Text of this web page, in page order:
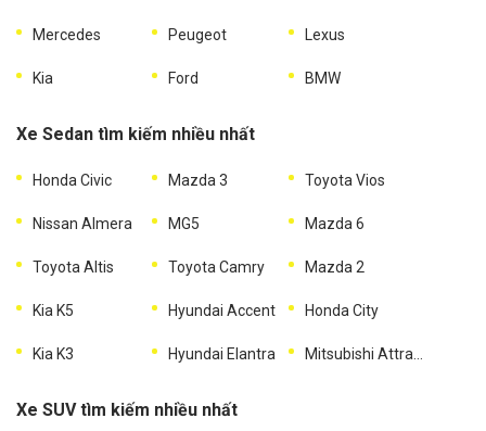
Mercedes Peugeot Lexus
Kia Ford BMW
Xe Sedan tìm kiếm nhiều nhất
Honda Civic Mazda 3 Toyota Vios
Nissan Almera MG5 Mazda 6
Toyota Altis Toyota Camry Mazda 2
Kia K5 Hyundai Accent Honda City
Kia K3 Hyundai Elantra
Xe SUV tìm kiếm nhiều nhất